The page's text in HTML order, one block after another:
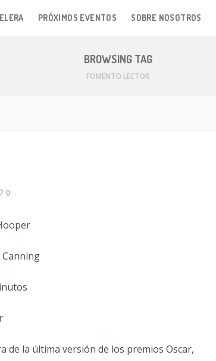
PRÓXIMOS EVENTOS SOBRE NOSOTROS
BROWSING TAG
FOMENTO LECTOR
0
Canning
de la última versión de los premios Oscar,